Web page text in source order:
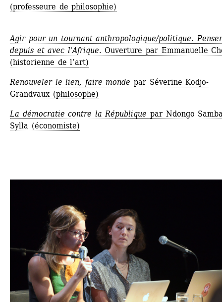
(professeure de philosophie)
Agir pour un tournant anthropologique/politique. Penser
depuis et avec l'Afrique. Ouverture par Emmanuelle
(historienne de l’art)
Renouveler le lien, faire monde par Séverine Kodjo-
Grandvaux (philosophe)
La démocratie contre la République par Ndongo
Sylla (économiste)